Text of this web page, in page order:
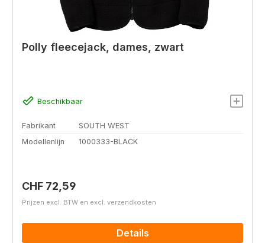
Polly fleecejack, dames, zwart
Beschikbaar
Fabrikant
SOUTH WEST
Modellenlijn
1000333-BLACK
Normale prijs:
CHF 72,59
Prijzen excl. BTW en excl. verzendkosten
Details